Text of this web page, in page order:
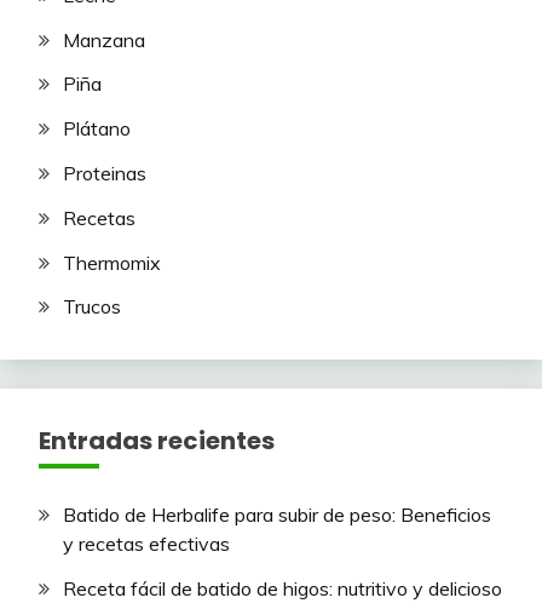
Manzana
Piña
Plátano
Proteinas
Recetas
Thermomix
Trucos
Entradas recientes
Batido de Herbalife para subir de peso: Beneficios
y recetas efectivas
Receta fácil de batido de higos: nutritivo y delicioso